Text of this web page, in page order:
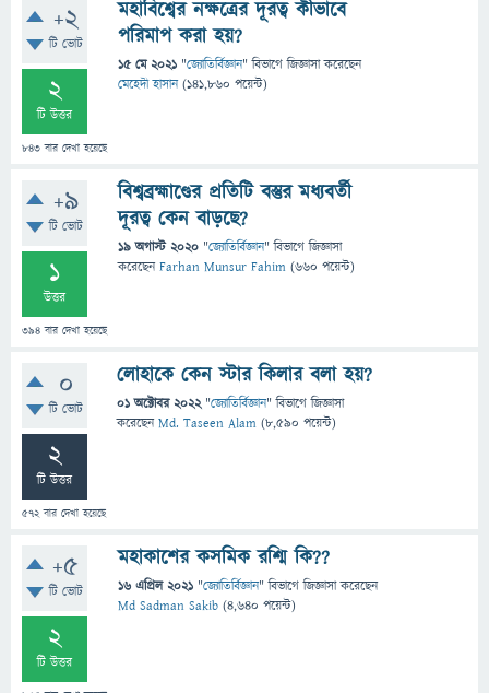
+2
টি ভোট
2
টি উত্তর
843 বার দেখা হয়েছে
মহাবিশ্বের নক্ষত্রের দূরত্ব কীভাবে
পরিমাপ করা হয়?
15 মে 2021 "জ্যোতির্বিজ্ঞান" বিভাগে জিজ্ঞাসাকরেছেন
মেহেদী হাসান (141,860 পয়েন্ট)
+9
টি ভোট
1
উত্তর
394 বার দেখা হয়েছে
বিশ্বব্রহ্মাণ্ডের প্রতিটি বস্তুর মধ্যবর্তী
দূরত্ব কেন বাড়ছে?
19 অগাস্ট 2020 "জ্যোতির্বিজ্ঞান" বিভাগে জিজ্ঞাসা
করেছেনFarhan Munsur Fahim (660 পয়েন্ট)
0
টি ভোট
2
টি উত্তর
572বার দেখা হয়েছে
লোহাকে কেন স্টার কিলার বলা হয়?
01 অক্টোবর 2022 "জ্যোতির্বিজ্ঞান" বিভাগে জিজ্ঞাসা
করেছেনMd. Taseen Alam (8,590 পয়েন্ট)
+5
টি ভোট
2
টি উত্তর
মহাকাশের কসমিক রশ্মি কি??
16 এপ্রিল 2021 "জ্যোতির্বিজ্ঞান" বিভাগে জিজ্ঞাসাকরেছেন
Md Sadman Sakib (4,640 পয়েন্ট)